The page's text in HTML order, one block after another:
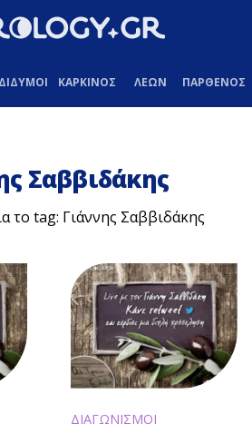
ΔΙΔΥΜΟΙ ΚΑΡΚΙΝΟΣ ΛΕΩΝ ΠΑΡΘΕΝΟΣ
Σαββιδάκης
το tag: Γιάννης Σαββιδάκης
ΔΙΑΓΩΝΙΣΜΟΙ